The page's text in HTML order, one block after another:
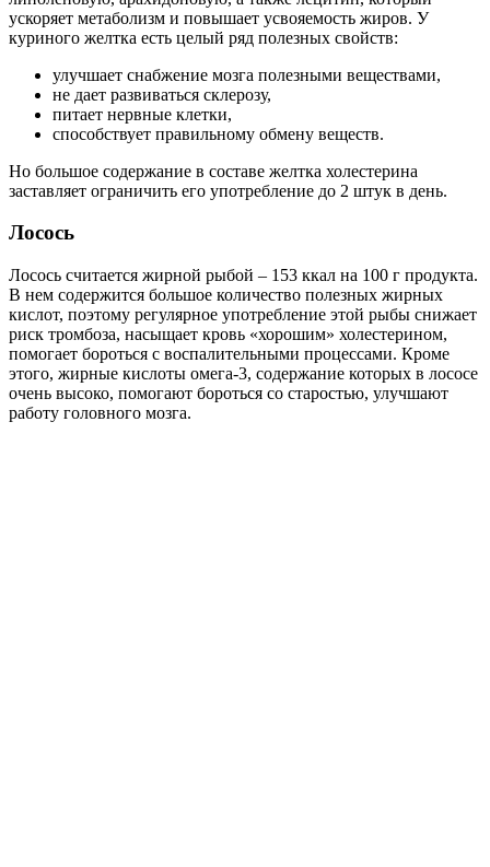
ускоряет метаболизм и повышает усвояемость жиров. У
куриного желтка есть целый ряд полезных свойств:
улучшает снабжение мозга полезными веществами,
не дает развиваться склерозу,
питает нервные клетки,
способствует правильному обмену веществ.
Но большое содержание в составе желтка холестерина
заставляет ограничить его употребление до 2 штук в день.
Лосось
Лосось считается жирной рыбой – 153 ккал на 100 г продукта.
В нем содержится большое количество полезных жирных
кислот, поэтому регулярное употребление этой рыбы снижает
риск тромбоза, насыщает кровь «хорошим» холестерином,
помогает бороться с воспалительными процессами. Кроме
этого, жирные кислоты омега-3, содержание которых в лососе
очень высоко, помогают бороться со старостью, улучшают
работу головного мозга.